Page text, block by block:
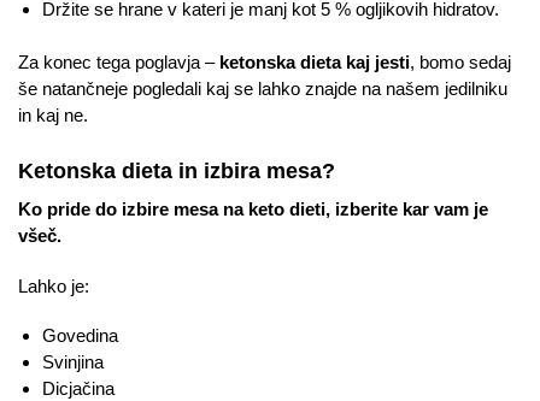
Držite se hrane v kateri je manj kot 5 % ogljikovih hidratov.
Za konec tega poglavja – ketonska dieta kaj jesti, bomo sedaj
še natančneje pogledali kaj se lahko znajde na našem jedilniku
in kaj ne.
Ketonska dieta in izbira mesa?
Ko pride do izbire mesa na keto dieti, izberite kar vam je
všeč.
Lahko je:
Govedina
Svinjina
Dicjačina